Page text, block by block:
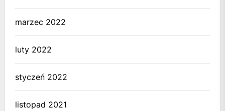
marzec 2022
luty 2022
styczeń 2022
listopad 2021